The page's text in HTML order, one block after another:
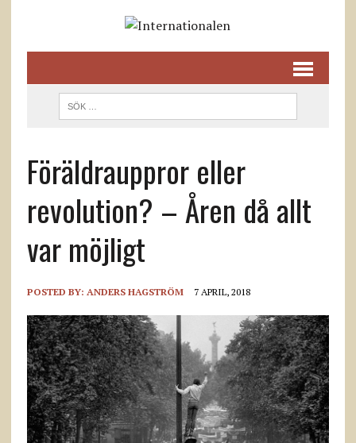
Föräldrauppror eller
revolution? – Åren då allt
var möjligt
POSTED BY: ANDERS HAGSTRÖM 7 APRIL, 2018